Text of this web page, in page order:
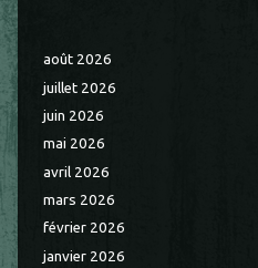
août 2026
juillet 2026
juin 2026
mai 2026
avril 2026
mars 2026
février 2026
janvier 2026